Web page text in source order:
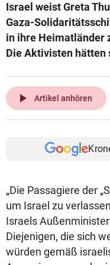
Israel weist Greta
Gaza-
in ihre Heimatländer
Die Aktivisten hätten
play_arrow Artikel anhören
„Die Passagiere der
um Israel zu
Israels
Diejenigen, die sich
würden gemäß